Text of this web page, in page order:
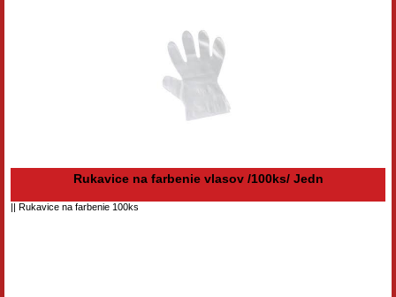
Rukavice na farbenie vlasov /100ks/ Jedn
|| Rukavice na farbenie 100ks